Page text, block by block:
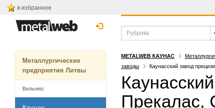
в избранное
Металлургические
предприятия Литвы
Вильнюс
METALWEB КАУНАС
заводы
Каунасский завод